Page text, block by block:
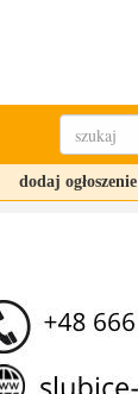
dodaj ogłoszenie